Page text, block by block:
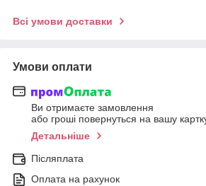
Всі умови доставки
Умови оплати
Ви отримаєте замовлення
або гроші повернуться на вашу
Детальніше
Післяплата
Оплата на рахунок